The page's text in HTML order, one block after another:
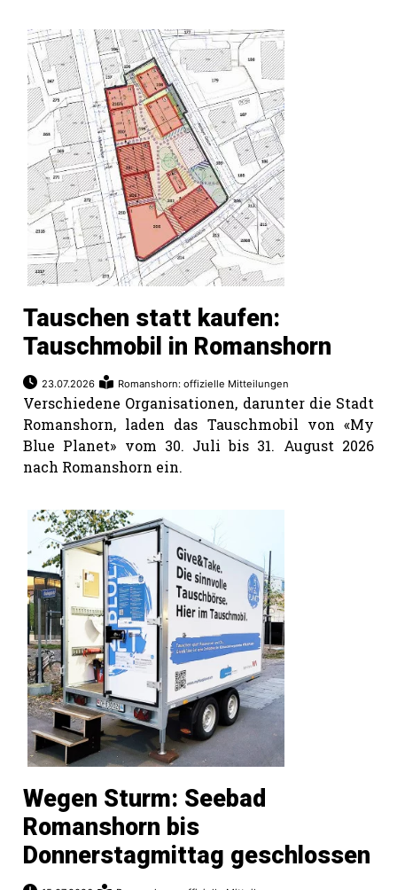
Tauschen statt kaufen:
Tauschmobil in Romanshorn
23.07.2026 Romanshorn: offizielle Mitteilungen
Verschiedene Organisationen, darunter die Stadt
Romanshorn, laden das Tauschmobil von «My
Blue Planet» vom 30. Juli bis 31. August 2026
nach Romanshorn ein.
Wegen Sturm: Seebad
Romanshorn bis
Donnerstagmittag geschlossen